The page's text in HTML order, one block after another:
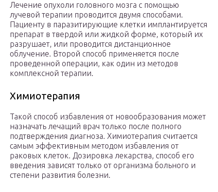
Лечение опухоли головного мозга с помощью
лучевой терапии проводится двумя способами.
Пациенту в паразитирующие клетки имплантируется
препарат в твердой или жидкой форме, который их
разрушает, или проводится дистанционное
облучение. Второй способ применяется после
проведенной операции, как один из методов
комплексной терапии.
Химиотерапия
Такой способ избавления от новообразования может
назначать лечащий врач только после полного
подтверждения диагноза. Химиотерапия считается
самым эффективным методом избавления от
раковых клеток. Дозировка лекарства, способ его
введения зависят только от организма больного и
степени развития болезни.